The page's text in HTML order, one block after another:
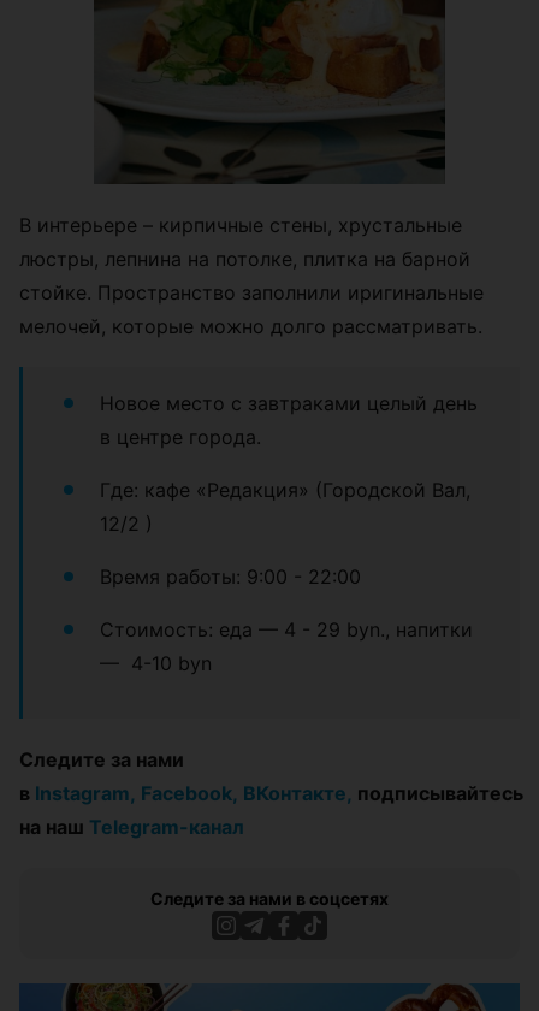
В интерьере – кирпичные стены, хрустальные
люстры, лепнина на потолке, плитка на барной
стойке. Пространство заполнили иригинальные
мелочей, которые можно долго рассматривать.
Новое место с завтраками целый день
в центре города.
Где: кафе «Редакция» (Городской Вал,
12/2 )
Время работы: 9:00 - 22:00
Стоимость: еда — 4 - 29 byn., напитки
— 4-10 byn
Следите за нами
в Instagram, Facebook, ВКонтакте, подписывайтесь
на наш Telegram-канал
Следите за нами в соцсетях